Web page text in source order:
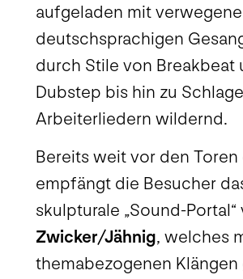
aufgeladen mit
deutschsprachigen
durch Stile von Breakbeat
Dubstep bis hin zu
Arbeiterliedern wildernd.
Bereits weit vor den Toren
empfängt die Besucher
skulpturale „Sound-Portal“
Zwicker/Jähnig, welches
themabezogenen